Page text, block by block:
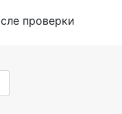
проверки